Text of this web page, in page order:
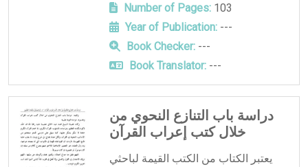
Number of Pages:103
Year of Publication:---
Book Checker:---
Book Translator:---
دراسة باب التنازع النحوي من
خلال كتب إعراب القرآن
يعتبر الكتاب من الكتب القيمة لباحثي